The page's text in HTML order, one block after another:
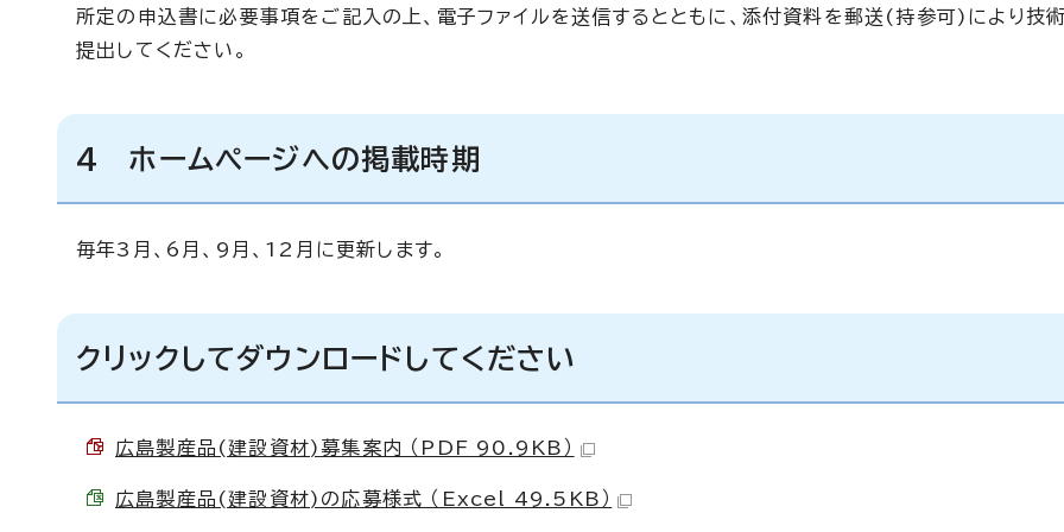
所定の申込書に必要事項をご記入の上、電子ファイルを送信するとともに、添付資料を郵送(持参可)により技
提出してください。
4 ホームページへの掲載時期
毎年3月、6月、9月、12月に更新します。
クリックしてダウンロードしてください
広島製産品(建設資材)募集案内 （PDF 90.9KB）
広島製産品(建設資材)の応募様式 （Excel 49.5KB）